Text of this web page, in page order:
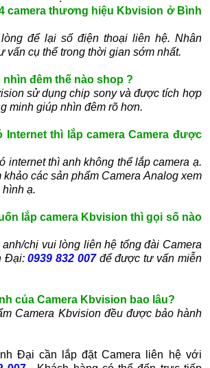
camera thương hiệu Kbvision ở Bình
để lại số điện thoại liên hệ. Nhân
vấn cụ thể trong thời gian sớm nhất.
đêm thế nào shop ?
sử dụng chip sony và được tích hợp
minh giúp nhìn đêm rõ hơn.
Internet thì lắp camera Camera được
internet thì anh không thể lắp camera ạ.
khảo các sản phẩm Camera Analog xem
hình ạ.
lắp camera Kbvision thì gọi số nào
chị vui lòng liên hệ tổng đài Camera
Đại:0939 832 007để được tư vấn miễn
của Camera Kbvision bao lâu?
Camera Kbvision đều được bảo hành
Đại cần lắp đặt Camera liên hệ với